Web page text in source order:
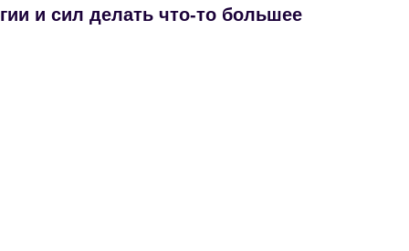
и сил делать что-то большее